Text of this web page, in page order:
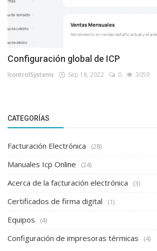
Configuración global de ICP
IcontrolSystems Sep 18, 2022 0 3059
CATEGORÍAS
Facturación Electrónica (28)
Manuales Icp Online (24)
Acerca de la facturación electrónica (3)
Certificados de firma digital (1)
Equipos (4)
Configuración de impresoras térmicas (4)